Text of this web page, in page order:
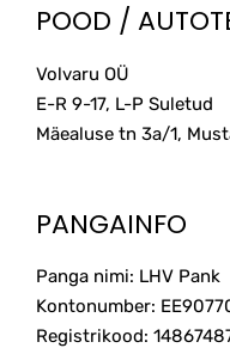
POOD /
Volvaru OÜ
E-R 9-17, L-P Suletud
Mäealuse tn 3a/1,
PANGAINFO
Panga nimi: LHV Pank
Kontonumber:
Registrikood: